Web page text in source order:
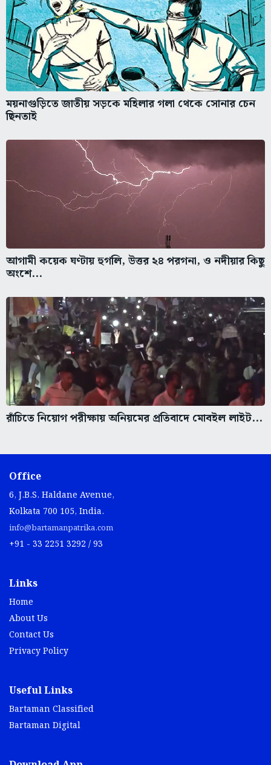
ময়নাগুড়িতে জাতীয় সড়কে মহিলার গলা থেকে সোনার চেন
ছিনতাই
আগামী কয়েক ঘণ্টায় হুগলি, উত্তর ২৪ পরগনা, ও নদীয়ার কিছু
অংশে...
রাঁচিতে নিয়োগ পরীক্ষায় অনিয়মের প্রতিবাদে মোবইল লাইট...
Office
6, J.B.S. Haldane Avenue,
Kolkata 700 105, India.
info@bartamanpatrika.com
+91 - 33 2251 3292 / 93
Links
Home
About Us
Contact Us
Privacy Policy
Useful Links
Bartaman Classified
Bartaman Digital